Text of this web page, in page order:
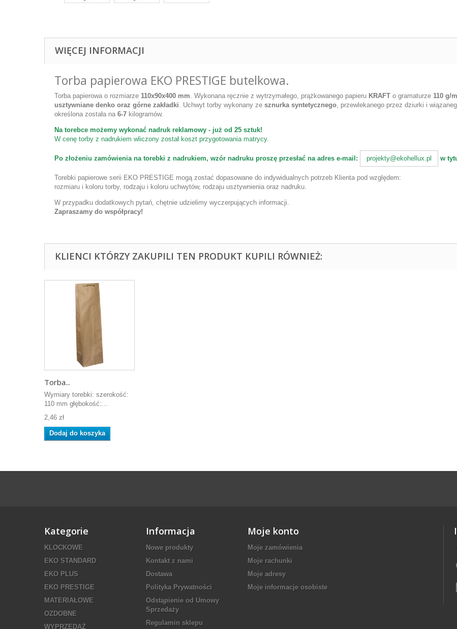
WIĘCEJ INFORMACJI
Torba papierowa EKO PRESTIGE butelkowa.
Torba papierowa o rozmiarze 110x90x400 mm. Wykonana ręcznie z wytrzymałego, prążkowanego papieru KRAFT o gramaturze 110 g/
usztywniane denko oraz górne zakładki. Uchwyt torby wykonany ze sznurka syntetycznego, przewlekanego przez dziurki i
określona została na 6-7 kilogramów.
Na torebce możemy wykonać nadruk reklamowy - już od 25 sztuk!
W cenę torby z nadrukiem wliczony został koszt przygotowania matrycy.
Po złożeniu zamówienia na torebki z nadrukiem, wzór nadruku proszę przesłać na adres e-mail: projekty@ekohellux.pl w
Torebki papierowe serii EKO PRESTIGE mogą zostać dopasowane do indywidualnych potrzeb Klienta pod względem:
rozmiaru i koloru torby, rodzaju i koloru uchwytów, rodzaju usztywnienia oraz nadruku.
W przypadku dodatkowych pytań, chętnie udzielimy wyczerpujących informacji.
Zapraszamy do współpracy!
KLIENCI KTÓRZY ZAKUPILI TEN PRODUKT KUPILI RÓWNIEŻ:
Torba...
Wymiary torebki: szerokość:
110 mm głębokość:...
2,46 zł
Dodaj do koszyka
Kategorie
KLOCKOWE
EKO STANDARD
EKO PLUS
EKO PRESTIGE
MATERIAŁOWE
OZDOBNE
WYPRZEDAŻ
Informacja
Nowe produkty
Kontakt z nami
Dostawa
Polityka Prywatności
Odstąpienie od Umowy
Sprzedaży
Regulamin sklepu
Moje konto
Moje zamówienia
Moje rachunki
Moje adresy
Moje informacje osobiste